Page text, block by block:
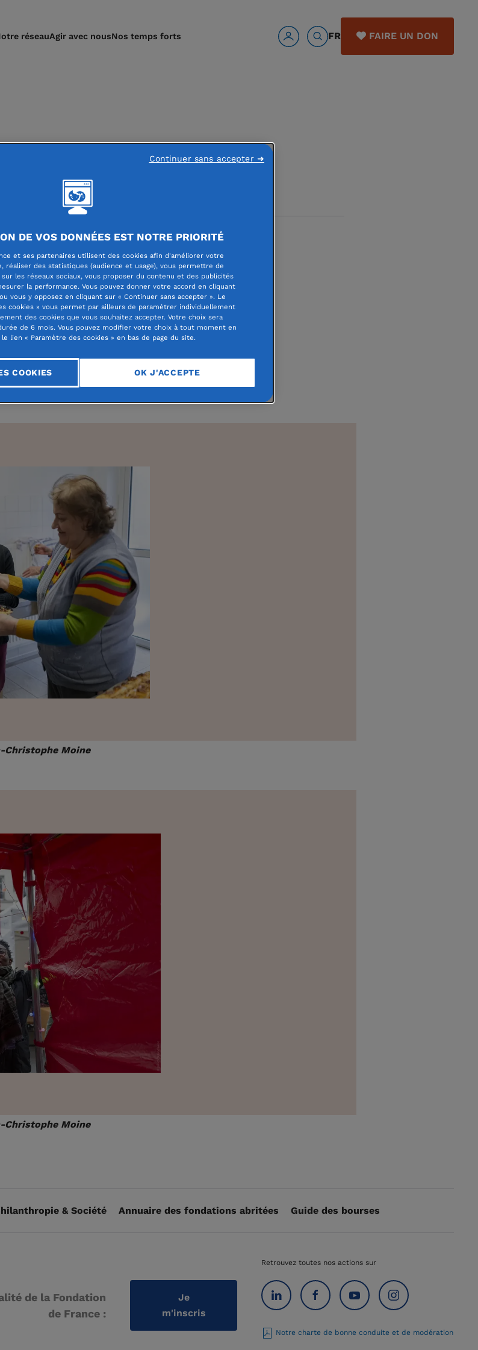
réseauAgir avec nousNos temps forts FR FAIRE UN DON
Christophe Moine
Christophe Moine
& Société Annuaire des fondations abritées Guide des bourses
de la Fondation
de France :
Je
m'inscris
Retrouvez toutes nos actions sur
Notre charte de bonne conduite et de modération
DE VOS DONNÉES EST NOTRE PRIORITÉ
et ses partenaires utilisent des cookies afin d'améliorer votre
réaliser des statistiques (audience et usage), vous permettre de
les réseaux sociaux, vous proposer du contenu et des publicités
la performance. Vous pouvez donner votre accord en cliquant
vous y opposez en cliquant sur « Continuer sans accepter ». Le
cookies » vous permet par ailleurs de paramétrer individuellement
des cookies que vous souhaitez accepter. Votre choix sera
de 6 mois. Vous pouvez modifier votre choix à tout moment en
lien « Paramètre des cookies » en bas de page du site.
COOKIES OK J'ACCEPTE
Continuer sans accepter ➜